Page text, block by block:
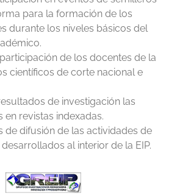
para la formación de los
durante los niveles básicos del
de los docentes de la
científicos de corte nacional e
de investigación las
en revistas indexadas.
de difusión de las actividades de
al interior de la EIP.